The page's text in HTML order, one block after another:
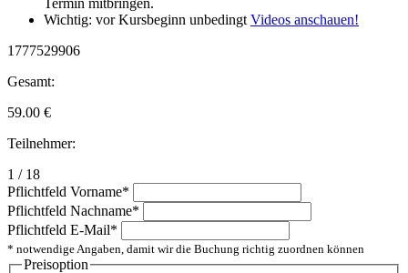
Wichtig: vor Kursbeginn unbedingt Videos anschauen!
1777529906
Gesamt:
59.00 €
Teilnehmer:
1 / 18
Pflichtfeld Vorname*
Pflichtfeld Nachname*
Pflichtfeld E-Mail*
* notwendige Angaben, damit wir die Buchung richtig zuordnen können
Preisoption